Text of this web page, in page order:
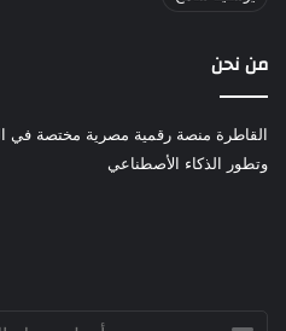
من نحن
القاطرة منصة رقمية مصرية مختصة في
وتطور الذكاء الأصطناعي